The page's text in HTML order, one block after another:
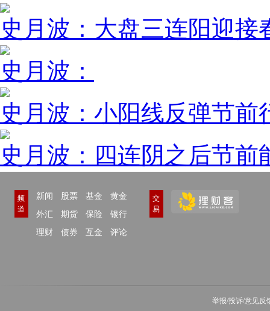
史月波：大盘三连阳迎接
史月波：
史月波：小阳线反弹节前
史月波：四连阴之后节前
频
道
新闻 股票 基金
黄金
外汇
期货 保险
银行
理财
债券 互金 评论
交
易
举报/投诉/意见反